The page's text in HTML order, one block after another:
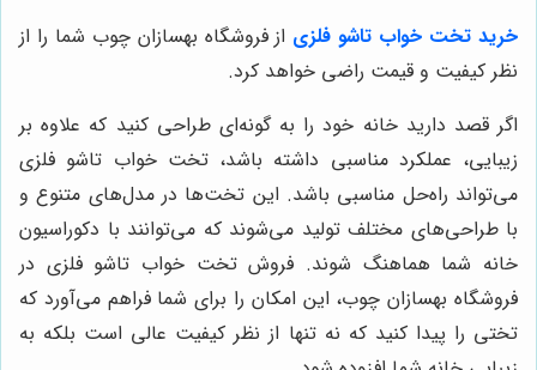
خرید تخت خواب تاشو فلزی از فروشگاه بهسازان چوب شما را از
نظر کیفیت و قیمت راضی خواهد کرد.
اگر قصد دارید خانه خود را به گونه‌ای طراحی کنید که علاوه بر
زیبایی، عملکرد مناسبی داشته باشد، تخت خواب تاشو فلزی
می‌تواند راه‌حل مناسبی باشد. این تخت‌ها در مدل‌های متنوع و
با طراحی‌های مختلف تولید می‌شوند که می‌توانند با دکوراسیون
خانه شما هماهنگ شوند. فروش تخت خواب تاشو فلزی در
فروشگاه بهسازان چوب، این امکان را برای شما فراهم می‌آورد که
تختی را پیدا کنید که نه تنها از نظر کیفیت عالی است بلکه به